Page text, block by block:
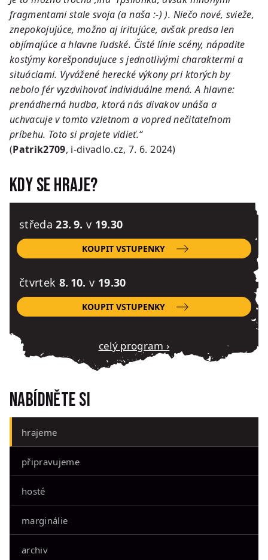
fragmentami stale svoja (a naša :-) ). Niečo nové, svieže,
znepokojujúce, možno aj iritujúce, avšak predsa len
objímajúce a hlavne ľudské. Čisté línie scény, nápadite
kostýmy korešpondujuce s jednotlivými charaktermi a
situáciami. Vyvážené herecké výkony pri ktorých by
nebolo fér vyzdvihovať individuálne mená. A hlavne:
prenádherná hudba, ktorá nás divakov unáša a
uchvacuje v tomto vzletnom a vopred nečitateľnom
príbehu. Toto si prajete vidieť.“
(Patrik2709, i-divadlo.cz, 7. 6. 2024)
Nabídněte si
hrajeme
připravujeme
hosté
marginálie
archiv
Kdy se hraje?
středa23. 9. v 19.30
KOUPIT VSTUPENKY
čtvrtek 8. 10. v 19.30
KOUPIT VSTUPENKY
Celý program ›